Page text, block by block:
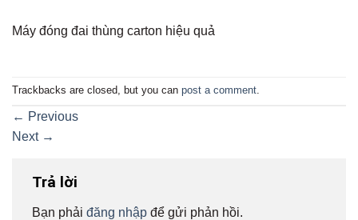
Máy đóng đai thùng carton hiệu quả
Trackbacks are closed, but you can post a comment.
← Previous
Next →
Trả lời
Bạn phải đăng nhập để gửi phản hồi.